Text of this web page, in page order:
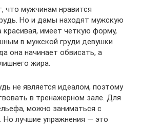
что мужчинам нравится
Но и дамы находят мужскую
красивая, имеет четкую форму,
в мужской груди девушки
она начинает обвисать, а
жира.
не является идеалом, поэтому
в тренажерном зале. Для
можно заниматься с
Но лучшие упражнения — это